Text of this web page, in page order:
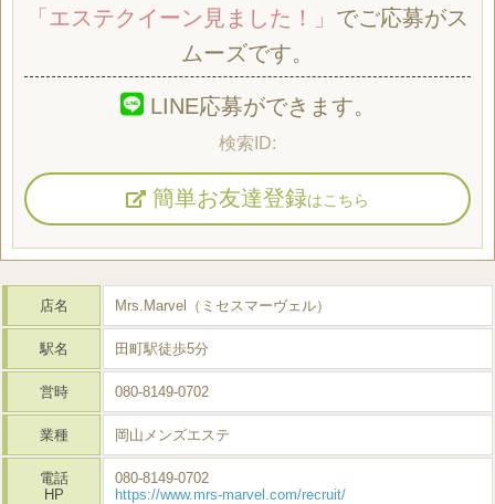
「エステクイーン見ました！」 でご応募がス
ムーズです。
LINE応募ができます。
簡単お友達登録はこちら
店名 Mrs.Marvel（ミセスマーヴェル）
駅名 田町駅徒歩5分
営時 080-8149-0702
業種 岡山メンズエステ
電話
HP
080-8149-0702
https://www.mrs-marvel.com/recruit/